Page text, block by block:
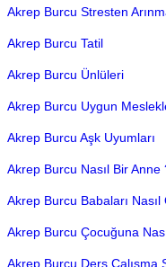
Akrep Burcu Stresten
Akrep Burcu Tatil
Akrep Burcu Ünlüleri
Akrep Burcu Uygun
Akrep Burcu Aşk Uyumları
Akrep Burcu Nasıl Bir Anne
Akrep Burcu Babaları Nasıl
Akrep Burcu Çocuğuna
Akrep Burcu Ders Çalışma